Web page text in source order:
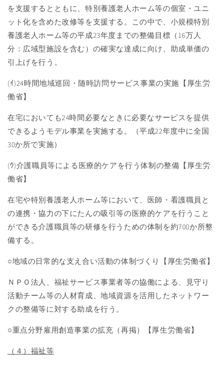
を支援するとともに、特別養護老人ホーム等の個室・ユニ
ット化を含めた改修等を支援する。この中で、小規模特別
養護老人ホーム等の平成23年度までの整備目標（ 16万人
分：広域型施設を含む）の確実な達成に向け、助成単価の
引上げを行う。
(ｲ)24時間地域巡回・随時訪問サービス事業の実施【厚生労
働省】
在宅においても24時間必要なときに必要なサービスを提供
できるようモデル事業を実施する。（平成22年度中に全国
30か所で実施）
(ｳ)介護職員等による医療的ケアを行う体制の整備【厚生労
働省】
在宅や特別養護老人ホーム等において、医師・看護職員と
の連携・協力の下にたんの吸引等の医療的ケアを行うこと
ができる介護職員等の研修を行うための体制を約700か所整
備する。
○地域の日常的な支え合い活動の体制づくり【厚生労働省】
ＮＰＯ法人、福祉サービス事業者等の協働による、見守り
活動チーム等の人材育成、地域資源を活用したネットワー
クの整備等に対する助成を行う。
○重点分野雇用創造事業の拡充（再掲）【厚生労働省】
（４）福祉等